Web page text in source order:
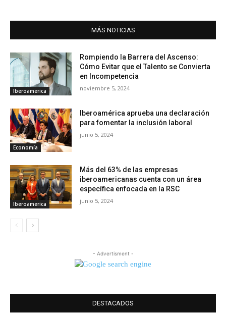
MÁS NOTICIAS
Iberoamerica
Rompiendo la Barrera del Ascenso:
Cómo Evitar que el Talento se Convierta
en Incompetencia
noviembre 5, 2024
Economía
Iberoamérica aprueba una declaración
para fomentar la inclusión laboral
junio 5, 2024
Iberoamerica
Más del 63% de las empresas
iberoamericanas cuenta con un área
específica enfocada en la RSC
junio 5, 2024
- Advertisment -
DESTACADOS